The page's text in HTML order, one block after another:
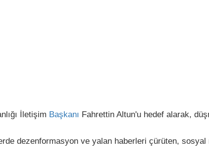
İletişim Başkanı Fahrettin Altun'u hedef alarak,
dezenformasyon ve yalan haberleri çürüten, sosyal